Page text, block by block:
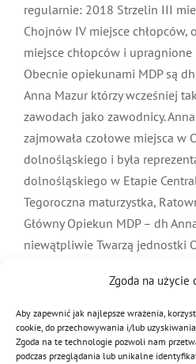
Zgoda na użycie
Aby zapewnić jak najlepsze wrażenia,
cookie, do przechowywania i/lub
Zgoda na te technologie pozwoli nam
podczas przeglądania lub unikalne
regularnie: 2018 Strzelin III
Chojnów IV miejsce chłopców,
miejsce chłopców i
Obecnie opiekunami MDP są
Anna Mazur którzy wcześniej
zawodach jako zawodnicy.
zajmowała czołowe miejsca w
dolnośląskiego i była
dolnośląskiego w Etapie
Tegoroczna maturzystka,
Główny Opiekun MDP – dh
niewątpliwie Twarzą jednostki
Kategorie: Drużyny